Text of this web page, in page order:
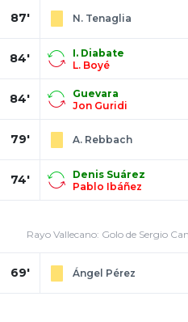
87' N. Tenaglia
84'
I. Diabate
L. Boyé
84'
Guevara
Jon Guridi
79' A. Rebbach
74'
Denis Suárez
Pablo Ibáñez
Rayo Vallecano: Golo de Sergio
69' Ángel Pérez